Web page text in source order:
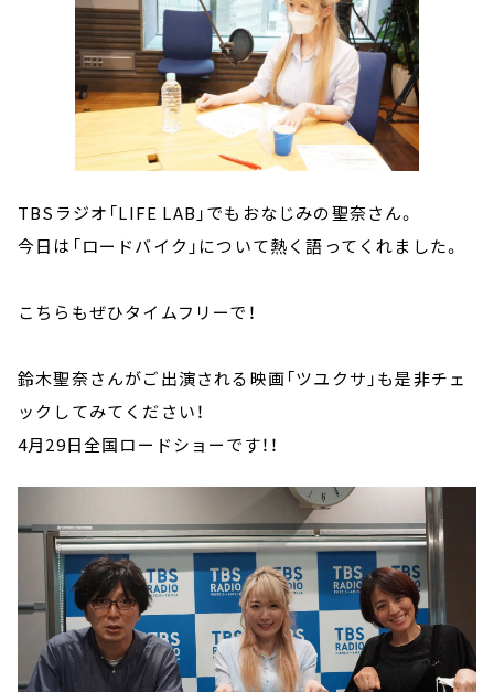
TBSラジオ「LIFE LAB」でもおなじみの聖奈さん。
今日は「ロードバイク」について熱く語ってくれました。
こちらもぜひタイムフリーで！
鈴木聖奈さんがご出演される映画「ツユクサ」も是非チェ
ックしてみてください！
4月29日全国ロードショーです！！